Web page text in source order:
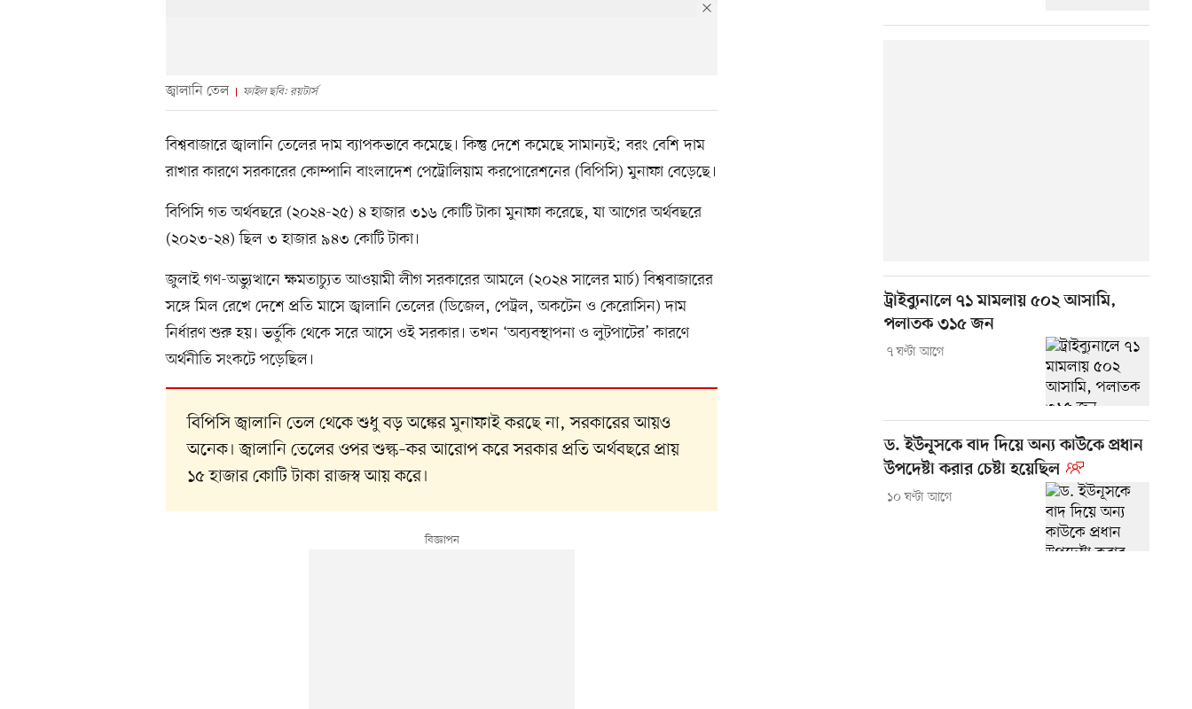
জ্বালানি তেল ফাইল ছবি: রয়টার্স
বিশ্ববাজারে জ্বালানি তেলের দাম ব্যাপকভাবে কমেছে। কিন্তু দেশে কমেছে সামান্যই; বরং বেশি দাম
রাখার কারণে সরকারের কোম্পানি বাংলাদেশ পেট্রোলিয়াম করপোরেশনের (বিপিসি) মুনাফা বেড়েছে।
বিপিসি গত অর্থবছরে (২০২৪-২৫) ৪ হাজার ৩১৬ কোটি টাকা মুনাফা করেছে, যা আগের অর্থবছরে
(২০২৩-২৪) ছিল ৩ হাজার ৯৪৩ কোটি টাকা।
জুলাই গণ-অভ্যুত্থানে ক্ষমতাচ্যুত আওয়ামী লীগ সরকারের আমলে (২০২৪ সালের মার্চ) বিশ্ববাজারের
সঙ্গে মিল রেখে দেশে প্রতি মাসে জ্বালানি তেলের (ডিজেল, পেট্রল, অকটেন ও কেরোসিন) দাম
নির্ধারণ শুরু হয়। ভর্তুকি থেকে সরে আসে ওই সরকার। তখন ‘অব্যবস্থাপনা ও লুটপাটের’ কারণে
অর্থনীতি সংকটে পড়েছিল।
বিপিসি জ্বালানি তেল থেকে শুধু বড় অঙ্কের মুনাফাই করছে না, সরকারের আয়ও
অনেক। জ্বালানি তেলের ওপর শুল্ক–কর আরোপ করে সরকার প্রতি অর্থবছরে প্রায়
১৫ হাজার কোটি টাকা রাজস্ব আয় করে।
ট্রাইব্যুনালে ৭১ মামলায় ৫০২ আসামি,
পলাতক ৩১৫ জন
৭ ঘণ্টা আগে
ড. ইউনূসকে বাদ দিয়ে অন্য কাউকে প্রধান
উপদেষ্টা করার চেষ্টা হয়েছিল
১০ ঘণ্টা আগে